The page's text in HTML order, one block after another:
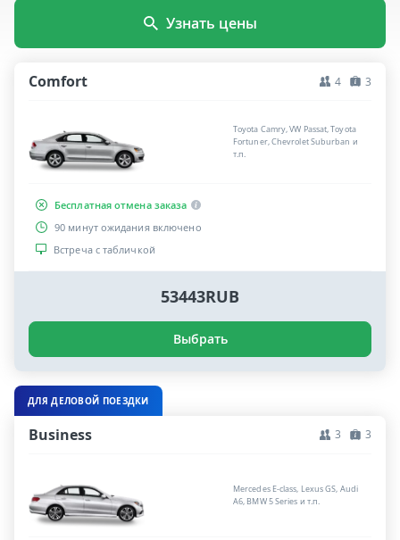
Узнать цены
Comfort 4 3
Toyota Camry, VW Passat, Toyota
Fortuner, Chevrolet Suburban и
т.п.
Бесплатная отмена заказа
90 минут ожидания включено
Встреча с табличкой
53443RUB
Выбрать
ДЛЯ ДЕЛОВОЙ ПОЕЗДКИ
Business 3 3
Mercedes E-class, Lexus GS, Audi
A6, BMW 5 Series и т.п.